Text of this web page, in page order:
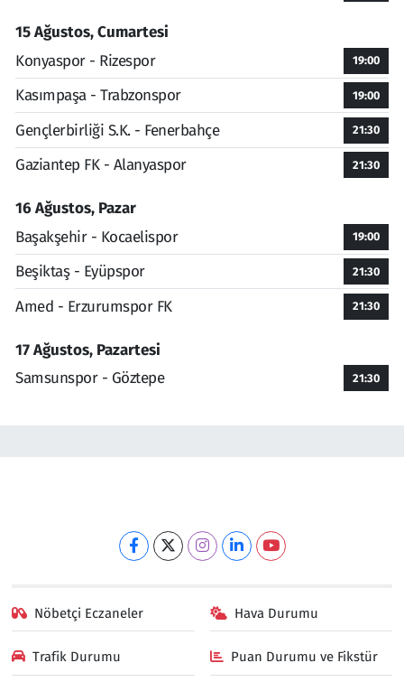
15 Ağustos, Cumartesi
Konyaspor - Rizespor
19:00
Kasımpaşa - Trabzonspor 19:00
Gençlerbirliği S.K. - Fenerbahçe 21:30
Gaziantep FK - Alanyaspor 21:30
16 Ağustos, Pazar
Başakşehir - Kocaelispor
19:00
Beşiktaş - Eyüpspor 21:30
Amed - Erzurumspor FK 21:30
17 Ağustos, Pazartesi
Samsunspor - Göztepe
21:30
Nöbetçi Eczaneler Hava Durumu
Trafik Durumu Puan Durumu ve Fikstür